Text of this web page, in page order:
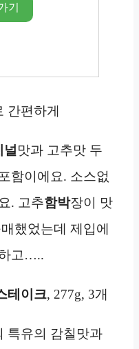
기
간편하게
맛과 고추맛 두
함이에요. 소스없
. 고추함박장이 맛
했었는데 제입에
고…..
테이크, 277g, 3개
특유의 감칠맛과